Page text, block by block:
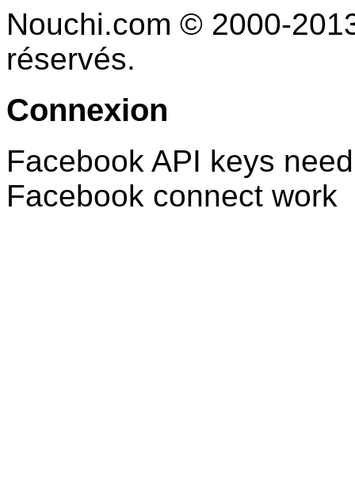
Nouchi.com © 2000-
réservés.
Connexion
Facebook API keys
Facebook connect work